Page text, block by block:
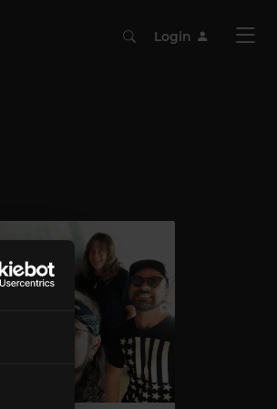
Login